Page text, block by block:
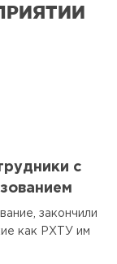
с
закончили
как РХТУ им